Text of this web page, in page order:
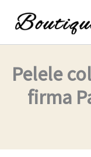
Pelele
firma